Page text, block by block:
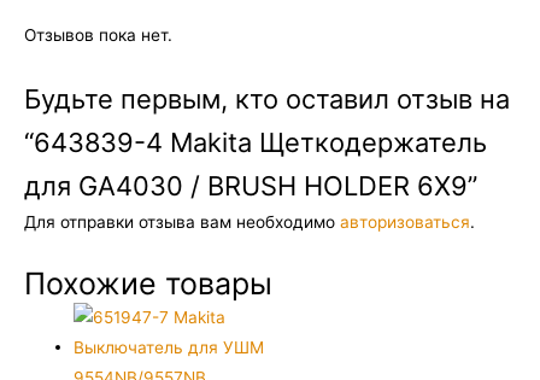
Отзывов пока нет.
Будьте первым, кто оставил отзыв на
“643839-4 Makita Щеткодержатель
для GA4030 / BRUSH HOLDER 6X9”
Для отправки отзыва вам необходимо авторизоваться.
Похожие товары